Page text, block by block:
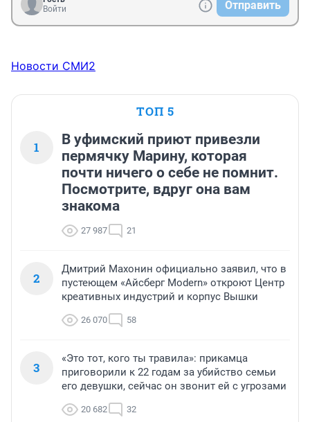
Войти
Отправить
Новости СМИ2
ТОП 5
1
В уфимский приют привезли
пермячку Марину, которая
почти ничего о себе не помнит.
Посмотрите, вдруг она вам
знакома
27 987 21
2
Дмитрий Махонин официально заявил, что в
пустеющем «Айсберг Modern» откроют Центр
креативных индустрий и корпус Вышки
26 070 58
3
«Это тот, кого ты травила»: прикамца
приговорили к 22 годам за убийство семьи
его девушки, сейчас он звонит ей с угрозами
20 682 32